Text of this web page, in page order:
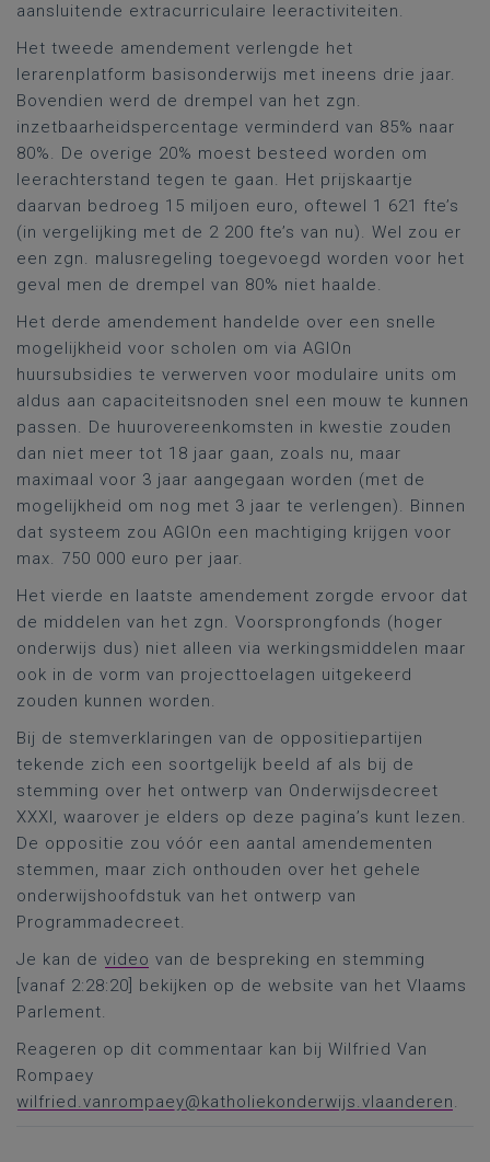
aansluitende extracurriculaire leeractiviteiten.
Het tweede amendement verlengde het
lerarenplatform basisonderwijs met ineens drie jaar.
Bovendien werd de drempel van het zgn.
inzetbaarheidspercentage verminderd van 85% naar
80%. De overige 20% moest besteed worden om
leerachterstand tegen te gaan. Het prijskaartje
daarvan bedroeg 15 miljoen euro, oftewel 1 621 fte’s
(in vergelijking met de 2 200 fte’s van nu). Wel zou er
een zgn. malusregeling toegevoegd worden voor het
geval men de drempel van 80% niet haalde.
Het derde amendement handelde over een snelle
mogelijkheid voor scholen om via AGIOn
huursubsidies te verwerven voor modulaire units om
aldus aan capaciteitsnoden snel een mouw te kunnen
passen. De huurovereenkomsten in kwestie zouden
dan niet meer tot 18 jaar gaan, zoals nu, maar
maximaal voor 3 jaar aangegaan worden (met de
mogelijkheid om nog met 3 jaar te verlengen). Binnen
dat systeem zou AGIOn een machtiging krijgen voor
max. 750 000 euro per jaar.
Het vierde en laatste amendement zorgde ervoor dat
de middelen van het zgn. Voorsprongfonds (hoger
onderwijs dus) niet alleen via werkingsmiddelen maar
ook in de vorm van projecttoelagen uitgekeerd
zouden kunnen worden.
Bij de stemverklaringen van de oppositiepartijen
tekende zich een soortgelijk beeld af als bij de
stemming over het ontwerp van Onderwijsdecreet
XXXI, waarover je elders op deze pagina’s kunt lezen.
De oppositie zou vóór een aantal amendementen
stemmen, maar zich onthouden over het gehele
onderwijshoofdstuk van het ontwerp van
Programmadecreet.
Je kan de video van de bespreking en stemming
[vanaf 2:28:20] bekijken op de website van het Vlaams
Parlement.
Reageren op dit commentaar kan bij Wilfried Van
Rompaey
wilfried.vanrompaey@katholiekonderwijs.vlaanderen.